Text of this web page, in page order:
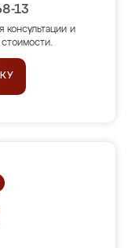
13
консультации и